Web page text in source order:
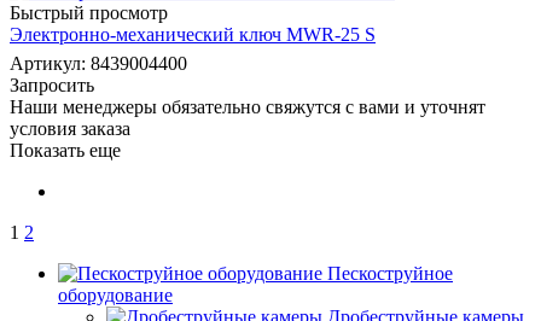
Быстрый просмотр
Электронно-механический ключ MWR-25 S
Артикул: 8439004400
Запросить
Наши менеджеры обязательно свяжутся с вами и уточнят
условия заказа
Показать еще
1 2
Пескоструйное
оборудование
Дробеструйные камеры